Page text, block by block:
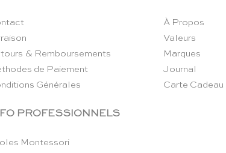
& Remboursements
de Paiement
Générales
PROFESSIONNELS
Montessori
À Propos
Valeurs
Marques
Journal
Carte Cadeau